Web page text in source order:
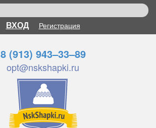
ВХОД Регистрация
8 (913) 943–33–89
opt@nskshapki.ru